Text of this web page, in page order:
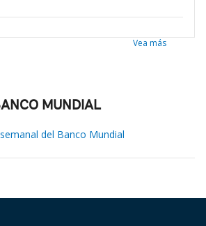
Vea más
MUNDIAL
del Banco Mundial